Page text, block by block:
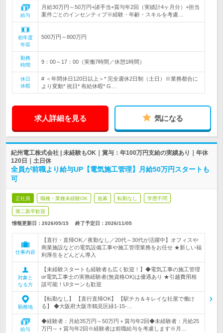
給与
月給30万円～50万円+諸手当+賞与年2回（実績計4ヶ月分）+担当
案件ごとのインセンティブ※経験・年齢・スキルを考慮…
初年度
年収
500万円～800万円
勤務
時間
9：00～17：00（実働7時間／休憩1時間）
休日
休暇
# ＜年間休日120日以上＞* 完全週休2日制（土日）※業務都合に
より変動* 祝日* 有給休暇* G…
求人詳細を見る 気になる
紀州電工株式会社 | 未経験もOK｜賞与：年100万円支給の実績あり｜年休
120日｜土日休
全員が前職より給与UP【電気施工管理】月給50万円スタートも
可
正社員 職種・業種未経験OK 急募 転勤なし 学歴不問
第二新卒歓迎
情報更新日：2026/05/15 終了予定日： 2026/11/05
仕事内容
【直行・直帰OK／夜勤なし／20代～30代が活躍中】オフィスや
商業施設などの電気設備工事や施工管理業務をお任せ ★新しい福
利厚生をどんどん導入
対象と
なる方
【未経験スタートも経験者も広く歓迎！】◆電気工事の施工管理
or電気工事士の実務経験者(無資格OK)は優遇あり ★引越費用相
談可能！UIターンも歓迎
勤務地
【転勤なし】 【直行直帰OK】 【駅チカ＆キレイな社屋で働け
る】 ◆大阪府大阪市鶴見区緑1-15-…
給与
◆経験者：月給35万円～50万円＋賞与年2回◆未経験者：月給25
万円～＋賞与年2回※経験者は前職給与を考慮します※月…